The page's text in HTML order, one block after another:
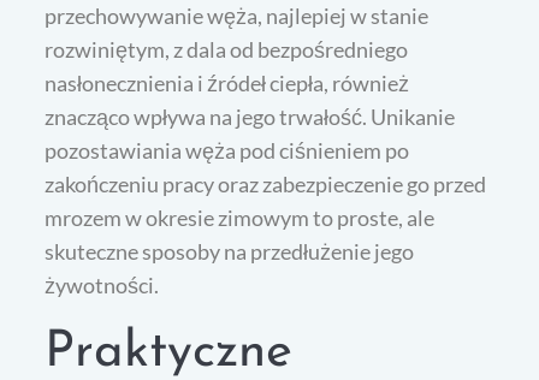
przechowywanie węża, najlepiej w stanie
rozwiniętym, z dala od bezpośredniego
nasłonecznienia i źródeł ciepła, również
znacząco wpływa na jego trwałość. Unikanie
pozostawiania węża pod ciśnieniem po
zakończeniu pracy oraz zabezpieczenie go przed
mrozem w okresie zimowym to proste, ale
skuteczne sposoby na przedłużenie jego
żywotności.
Praktyczne